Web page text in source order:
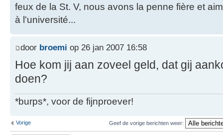
feux de la St. V, nous avons la penne fière et
à l'université...
door broemi op 26 jan 2007 16:58
Hoe kom jij aan zoveel geld, dat gij
doen?
*burps*, voor de fijnproever!
Vorige Geef de vorige berichten weer: